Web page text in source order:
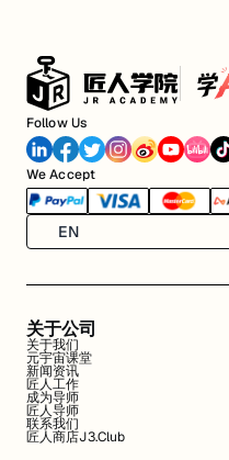
Follow Us
We Accept
EN
关于公司
关于我们
元宇宙课堂
新闻资讯
匠人工作
成为导师
匠人导师
联系我们
匠人商店J3.Club